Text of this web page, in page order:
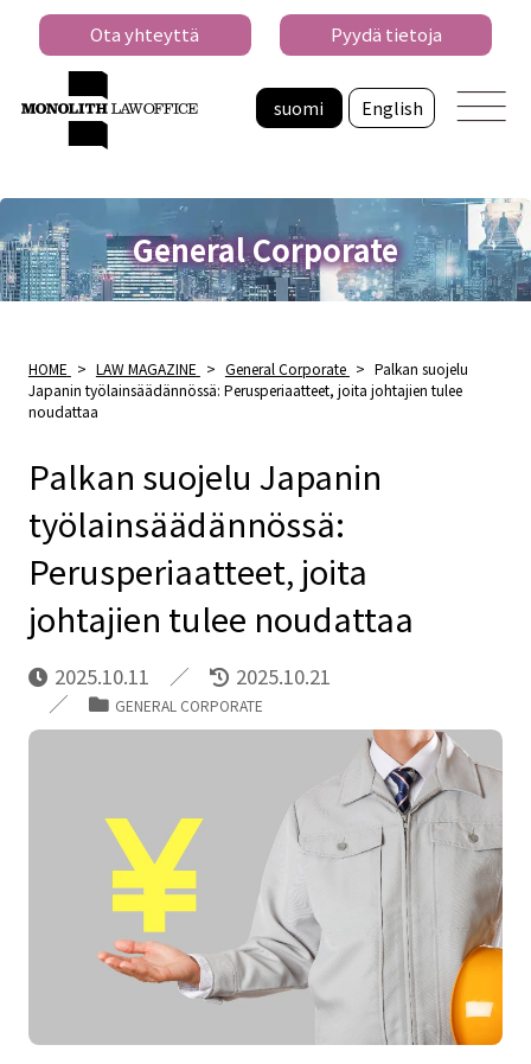
suomi English
Ota yhteyttä Pyydä tietoja
General Corporate
HOME > LAW MAGAZINE > General Corporate > Palkan suojelu
Japanin työlainsäädännössä: Perusperiaatteet, joita johtajien tulee
noudattaa
Palkan suojelu Japanin
työlainsäädännössä:
Perusperiaatteet, joita
johtajien tulee noudattaa
2025.10.11 2025.10.21
GENERAL CORPORATE